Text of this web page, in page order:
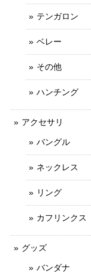
テンガロン
ベレー
その他
ハンチング
アクセサリ
バングル
ネックレス
リング
カフリンクス
グッズ
バンダナ